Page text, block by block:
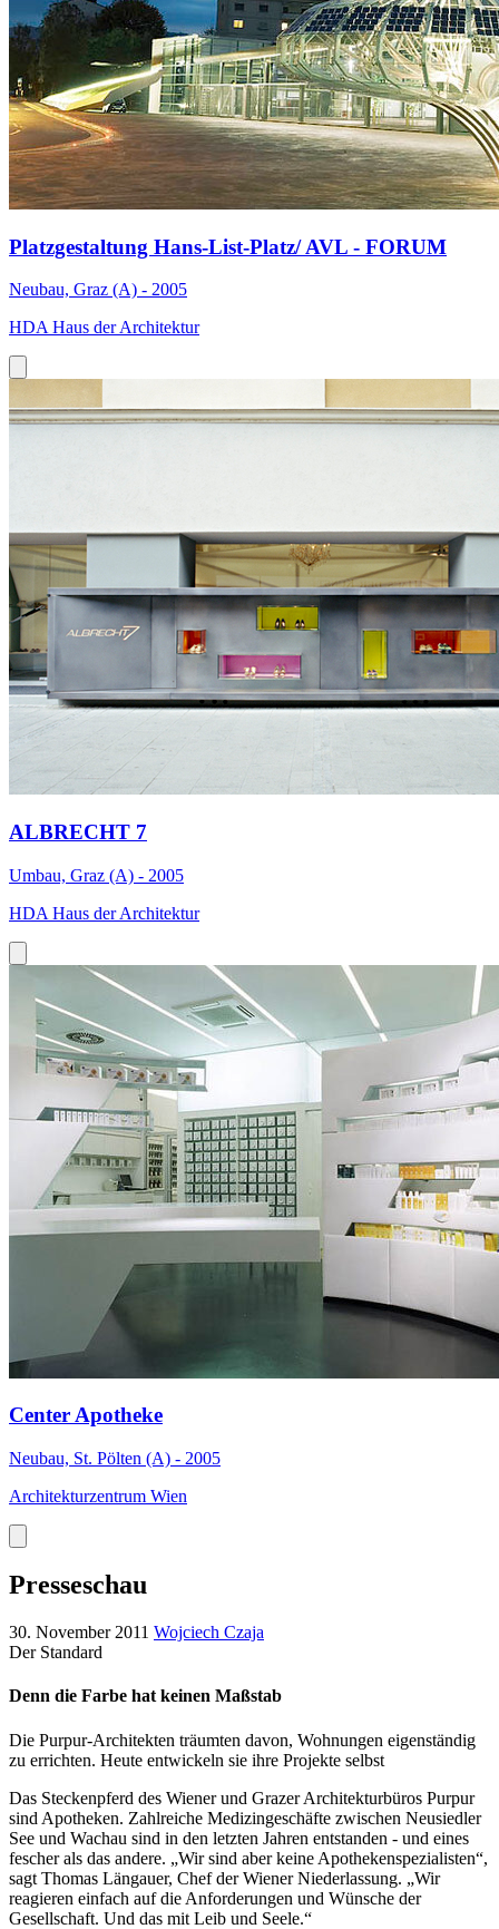
Platzgestaltung Hans-List-Platz/ AVL - FORUM
Neubau, Graz (A) - 2005
HDA Haus der Architektur
ALBRECHT 7
Umbau, Graz (A) - 2005
HDA Haus der Architektur
Center Apotheke
Neubau, St. Pölten (A) - 2005
Architekturzentrum Wien
Presseschau
30. November 2011 Wojciech Czaja
Der Standard
Denn die Farbe hat keinen Maßstab
Die Purpur-Architekten träumten davon, Wohnungen eigenständig
zu errichten. Heute entwickeln sie ihre Projekte selbst
Das Steckenpferd des Wiener und Grazer Architekturbüros Purpur
sind Apotheken. Zahlreiche Medizingeschäfte zwischen Neusiedler
See und Wachau sind in den letzten Jahren entstanden - und eines
fescher als das andere. „Wir sind aber keine Apothekenspezialisten“,
sagt Thomas Längauer, Chef der Wiener Niederlassung. „Wir
reagieren einfach auf die Anforderungen und Wünsche der
Gesellschaft. Und das mit Leib und Seele.“